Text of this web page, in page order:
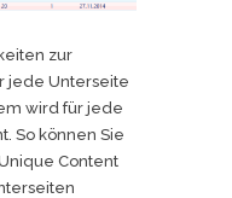
zur
jede Unterseite
wird für jede
So können Sie
Content